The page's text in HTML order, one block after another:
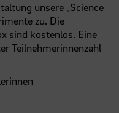
unsere „Science
zu. Die
sind kostenlos. Eine
Teilnehmerinnenzahl